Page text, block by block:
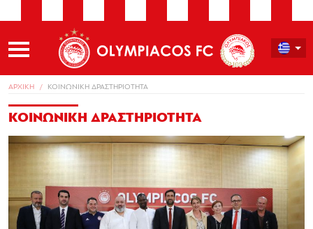
ΑΡΧΙΚΗ ΚΟΙΝΩΝΙΚΗ ΔΡΑΣΤΗΡΙΟΤΗΤΑ
ΚΟΙΝΩΝΙΚΗ ΔΡΑΣΤΗΡΙΟΤΗΤΑ